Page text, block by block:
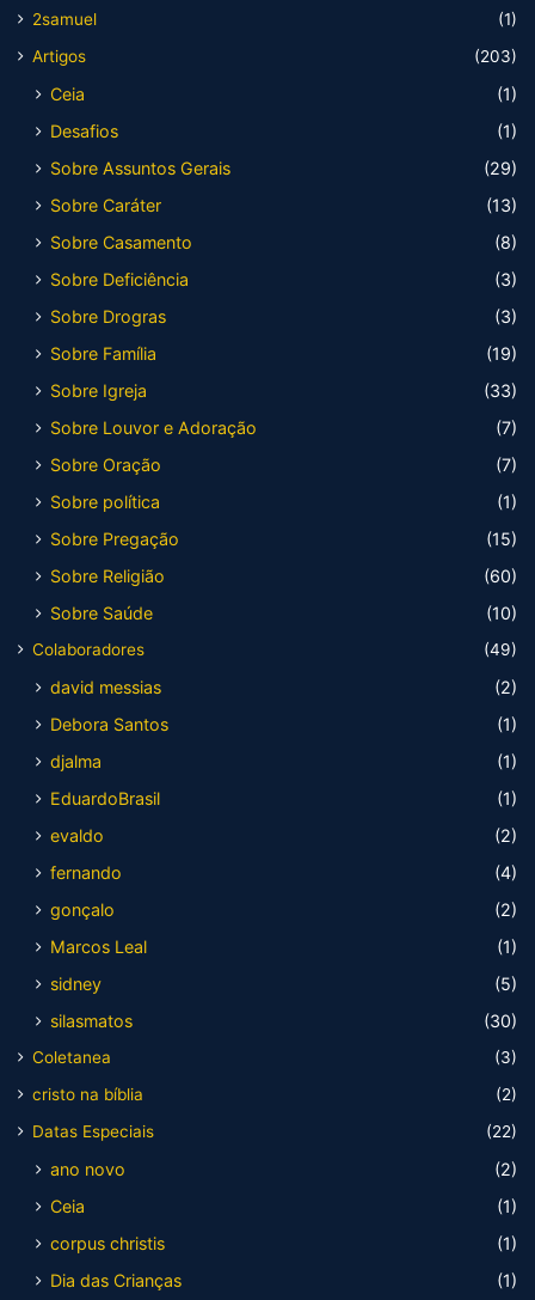
2samuel
(1)
Artigos
(203)
Ceia
(1)
Desafios
(1)
Sobre Assuntos Gerais
(29)
Sobre Caráter
(13)
Sobre Casamento
(8)
Sobre Deficiência
(3)
Sobre Drogras
(3)
Sobre Família
(19)
Sobre Igreja
(33)
Sobre Louvor e Adoração
(7)
Sobre Oração
(7)
Sobre política
(1)
Sobre Pregação
(15)
Sobre Religião
(60)
Sobre Saúde
(10)
Colaboradores (49)
david messias
(2)
Debora Santos
(1)
djalma
(1)
EduardoBrasil
(1)
evaldo
(2)
fernando
(4)
gonçalo
(2)
Marcos Leal
(1)
sidney
(5)
silasmatos
(30)
Coletanea
(3)
cristo na bíblia
(2)
Datas Especiais
(22)
ano novo
(2)
Ceia
(1)
corpus christis
(1)
Dia das Crianças
(1)